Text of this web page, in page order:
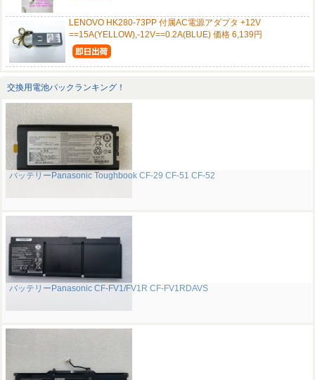
LENOVO HK280-73PP 付属AC電源アダプタ +12V
==15A(YELLOW),-12V==0.2A(BLUE) 価格 6,139円
交換用電池パックランキング！
バッテリーPanasonic Toughbook CF-29 CF-51 CF-52
バッテリーPanasonic CF-FV1/FV1R CF-FV1RDAVS